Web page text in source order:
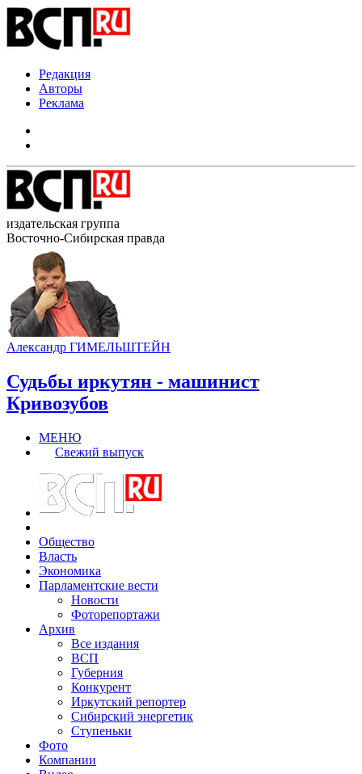
Редакция
Авторы
Реклама
издательская группа
Восточно-Сибирская правда
Александр ГИМЕЛЬШТЕЙН
Судьбы иркутян - машинист
Кривозубов
МЕНЮ
Свежий выпуск
Общество
Власть
Экономика
Парламентские вести
Новости
Фоторепортажи
Архив
Все издания
ВСП
Губерния
Конкурент
Иркутский репортер
Сибирский энергетик
Ступеньки
Фото
Компании